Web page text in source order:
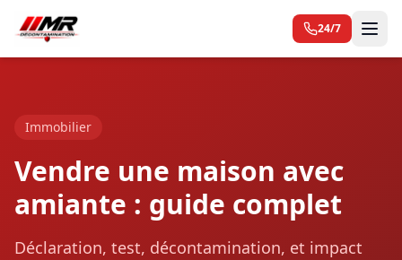
24/7
Immobilier
Vendre une maison avec
amiante : guide complet
Déclaration, test, décontamination, et impact